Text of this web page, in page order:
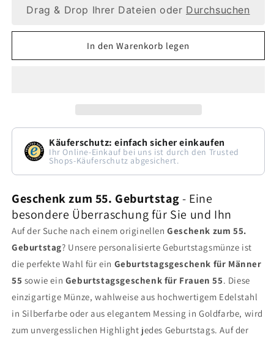
Drag & Drop Ihrer Dateien oder Durchsuchen
In den Warenkorb legen
Käuferschutz: einfach sicher einkaufen
Ihr Online-Einkauf bei uns ist durch den Trusted
Shops-Käuferschutz abgesichert.
Geschenk zum 55. Geburtstag- Eine
besondere Überraschung für Sie und Ihn
Auf der Suche nach einem originellenGeschenk zum 55.
Geburtstag? Unsere personalisierte Geburtstagsmünze ist
die perfekte Wahl für ein Geburtstagsgeschenk für Männer
55 sowie ein Geburtstagsgeschenk für Frauen 55. Diese
einzigartige Münze, wahlweise aus hochwertigem Edelstahl
in Silberfarbe oder aus elegantem Messing in Goldfarbe, wird
zum unvergesslichen Highlight jedes Geburtstags. Auf der